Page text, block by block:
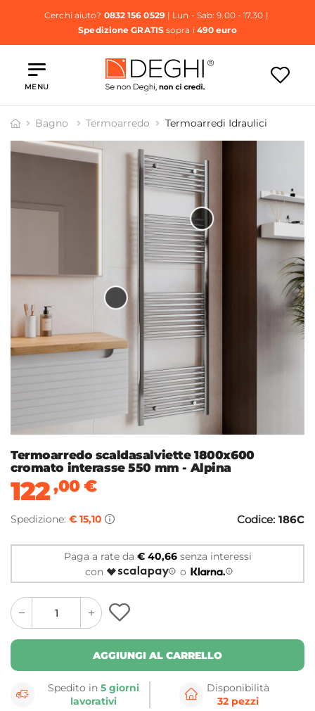
Cerchi aiuto? 0832 156 0529| Lun - Sab: 9.00 - 17.30 |
Spedizione GRATISsopra i 490 euro
MENU
Bagno Termoarredo Termoarredi Idraulici
Termoarredo scaldasalviette 1800x600
cromato interasse 550 mm - Alpina
122,00€
Spedizione: € 15,10 Codice: 186C
Paga a rate da € 40,66senza interessi
con
o
quantity
button
quantity
minus
button
AGGIUNGI AL CARRELLO
Spedito in5 giorni
lavorativi
Disponibilità
32 pezzi